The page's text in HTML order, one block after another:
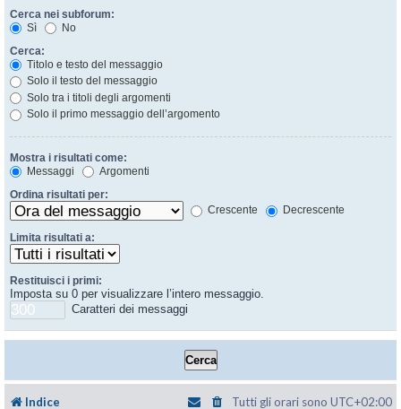
Cerca nei subforum:
Sì
No
Cerca:
Titolo e testo del messaggio
Solo il testo del messaggio
Solo tra i titoli degli argomenti
Solo il primo messaggio dell’argomento
Mostra i risultati come:
Messaggi
Argomenti
Ordina risultati per:
Crescente
Decrescente
Limita risultati a:
Restituisci i primi:
Imposta su 0 per visualizzare l’intero messaggio.
Caratteri dei messaggi
Indice Tutti gli orari sono UTC+02:00